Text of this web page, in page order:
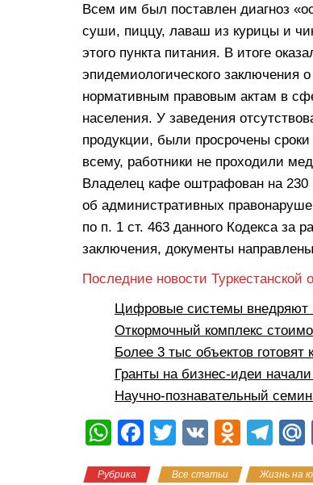
Всем им был поставлен диагноз
суши, пиццу, лаваш из курицы и
этого пункта питания. В итоге
эпидемиологического заключения
нормативным правовым актам в
населения. У заведения
продукции, были просрочены
всему, работники не проходили
Владелец кафе оштрафован на 230
об административных
по п. 1 ст. 463 данного Кодекса за
заключения, документы
Последние новости Туркестанской
Цифровые системы внедряют
Откормочный комплекс
Более 3 тыс объектов готовят
Гранты на бизнес-идеи
Научно-познавательный
W F
T
V
O
T
Рубрика Все статьи Жизнь на